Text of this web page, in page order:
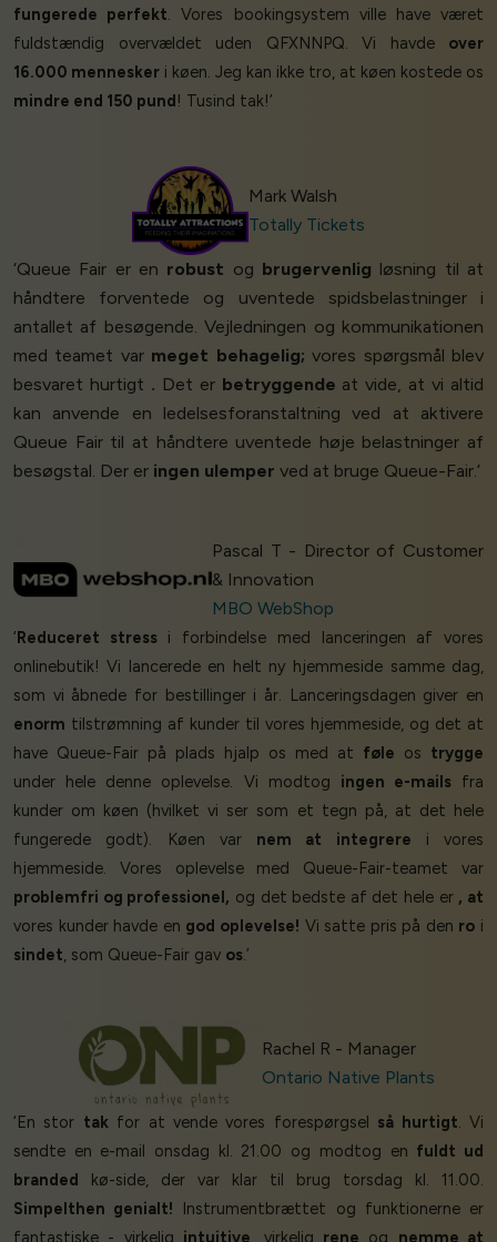
fungerede perfekt . Vores bookingsystem ville have været
fuldstændig overvældet uden QFXNNPQ. Vi havde over
16.000 mennesker i køen. Jeg kan ikke tro, at køen kostede os
mindre end 150 pund! Tusind tak!’
Mark Walsh
Totally Tickets
‘Queue Fair er en robust og brugervenlig løsning til at
håndtere forventede og uventede spidsbelastninger i
antallet af besøgende. Vejledningen og kommunikationen
med teamet var meget behagelig; vores spørgsmål blev
besvaret hurtigt . Det er betryggende at vide, at vi altid
kan anvende en ledelsesforanstaltning ved at aktivere
Queue Fair til at håndtere uventede høje belastninger af
besøgstal. Der er ingen ulemper ved at bruge Queue-Fair.’
Pascal T - Director of Customer
& Innovation
MBO WebShop
‘Reduceret stressi forbindelse med lanceringen af vores
onlinebutik! Vi lancerede en helt ny hjemmeside samme dag,
som vi åbnede for bestillinger i år. Lanceringsdagen giver en
enorm tilstrømning af kunder til vores hjemmeside, og det at
have Queue-Fair på plads hjalp os med at føle os trygge
under hele denne oplevelse. Vi modtog ingen e-mailsfra
kunder om køen (hvilket vi ser som et tegn på, at det hele
fungerede godt). Køen var nem at integrere i vores
hjemmeside. Vores oplevelse med Queue-Fair-teamet var
problemfri og professionel, og det bedste af det hele er , at
vores kunder havde en god oplevelse! Vi satte pris på den ro i
sindet, som Queue-Fair gav os.’
Rachel R - Manager
Ontario Native Plants
‘En stor takfor at vende vores forespørgsel så hurtigt. Vi
sendte en e-mail onsdag kl. 21.00 og modtog en fuldt ud
branded kø-side, der var klar til brug torsdag kl. 11.00.
Simpelthen genialt! Instrumentbrættet og funktionerne er
fantastiske - virkelig intuitive , virkelig rene og nemme at